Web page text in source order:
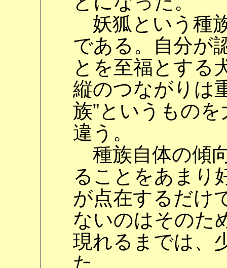
妖狐という種
である。自分が
とを至福とする
縦のつながりは
族”というもの
違う。
種族自体の傾
ることをあまり
が点在するだけ
ないのはその
現れるまでは、
た。